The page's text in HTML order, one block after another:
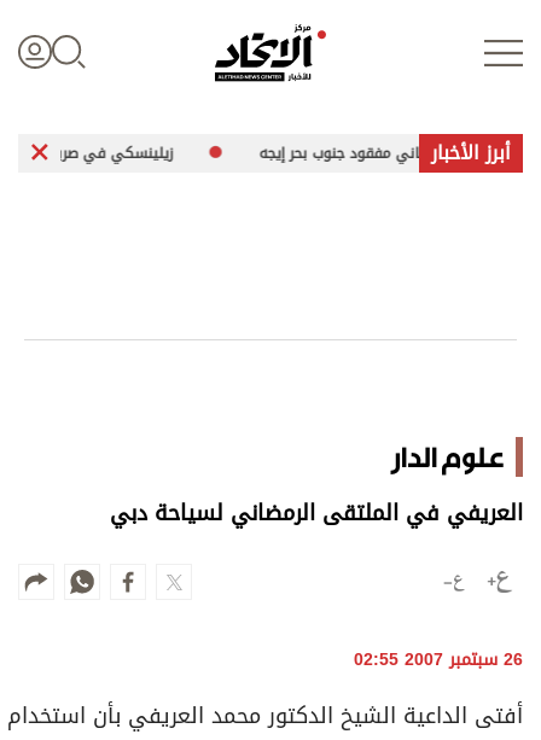
علوم الدار
اقتصاد
الترفيه
أبرز الأخبار
بحار ألماني مفقود جنوب بحر إيجه زيلينسكي في صربيا لبحث العلاقات
علوم الدار
العريفي في الملتقى الرمضاني لسياحة دبي
26 سبتمبر 2007 02:55
أفتى الداعية الشيخ الدكتور محمد العريفي بأن استخدام